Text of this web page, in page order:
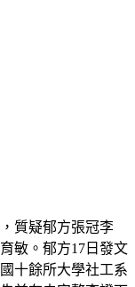
質疑郁方張冠李
敏。郁方17日發文
十餘所大學社工系